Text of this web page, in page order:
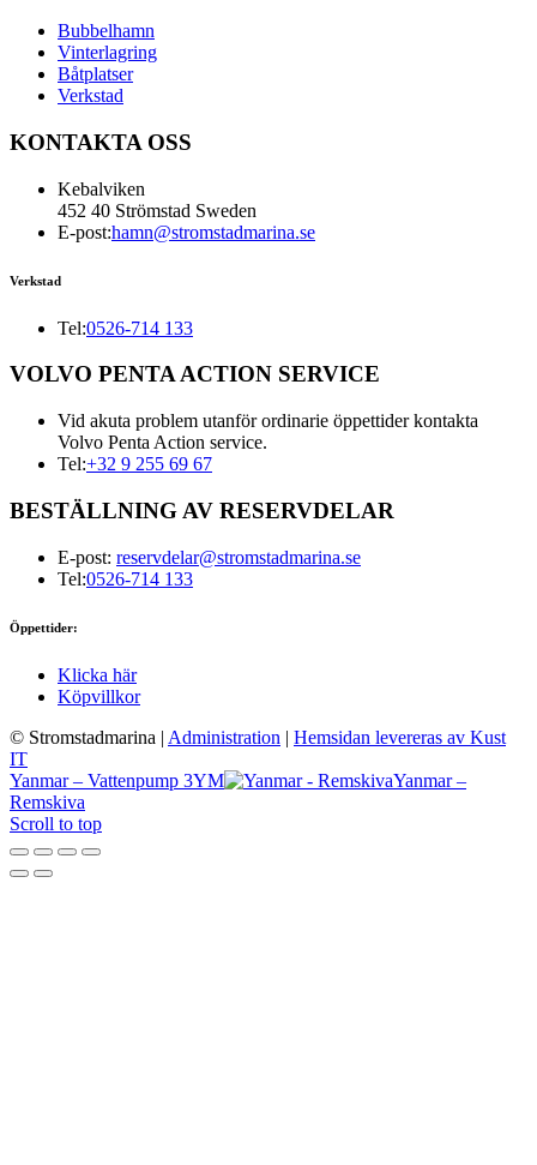
Bubbelhamn
Vinterlagring
Båtplatser
Verkstad
KONTAKTA OSS
Kebalviken
452 40 Strömstad Sweden
E-post:hamn@stromstadmarina.se
Verkstad
Tel:0526-714 133
VOLVO PENTA ACTION SERVICE
Vid akuta problem utanför ordinarie öppettider kontakta
Volvo Penta Action service.
Tel:+32 9 255 69 67
BESTÄLLNING AV RESERVDELAR
E-post: reservdelar@stromstadmarina.se
Tel:0526-714 133
Öppettider:
Klicka här
Köpvillkor
© Stromstadmarina | Administration | Hemsidan levereras av Kust
IT
Yanmar – Vattenpump 3YM
Yanmar –
Remskiva
Scroll to top